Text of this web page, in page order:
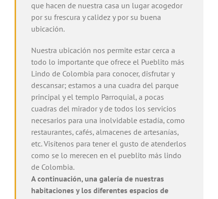
que hacen de nuestra casa un lugar acogedor
por su frescura y calidez y por su buena
ubicación.
Nuestra ubicación nos permite estar cerca a
todo lo importante que ofrece el Pueblito más
Lindo de Colombia para conocer, disfrutar y
descansar; estamos a una cuadra del parque
principal y el templo Parroquial, a pocas
cuadras del mirador y de todos los servicios
necesarios para una inolvidable estadía, como
restaurantes, cafés, almacenes de artesanías,
etc. Visítenos para tener el gusto de atenderlos
como se lo merecen en el pueblito más lindo
de Colombia.
A continuación, una galería de nuestras
habitaciones y los diferentes espacios de